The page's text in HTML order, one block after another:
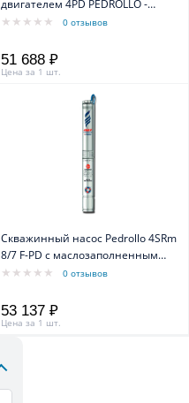
двигателем 4PD PEDROLLO -
маслозаполненный
0 отзывов
51 688 ₽
Цена за 1 шт.
Скважинный насос Pedrollo 4SRm
8/7 F-PD с маслозаполненным
двигателем 4PD0 отзывов
53 137 ₽
Цена за 1 шт.